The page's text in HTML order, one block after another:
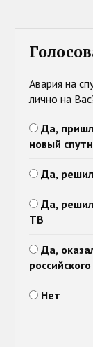
Авария на
лично на
Да,
новый
Да,
Да, решил
ТВ
Да,
Нет